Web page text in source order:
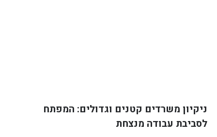
ניקיון משרדים קטנים וגדולים: המפתח
לסביבת עבודה מנצחת